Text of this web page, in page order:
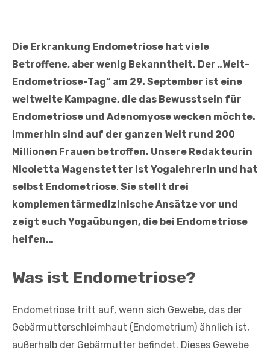
Die Erkrankung Endometriose hat viele
Betroffene, aber wenig Bekanntheit. Der „Welt-
Endometriose-Tag“ am 29. September ist eine
weltweite Kampagne, die das Bewusstsein für
Endometriose und Adenomyose wecken möchte.
Immerhin sind auf der ganzen Welt rund 200
Millionen Frauen betroffen. Unsere Redakteurin
Nicoletta Wagenstetter ist Yogalehrerin und hat
selbst Endometriose. Sie stellt drei
komplementärmedizinische Ansätze vor und
zeigt euch Yogaübungen, die bei Endometriose
helfen…
Was ist Endometriose?
Endometriose tritt auf, wenn sich Gewebe, das der
Gebärmutterschleimhaut (Endometrium) ähnlich ist,
außerhalb der Gebärmutter befindet. Dieses Gewebe